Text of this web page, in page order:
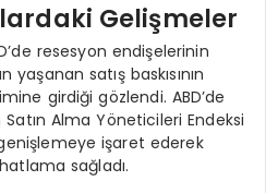
Gelişmeler
resesyon endişelerinin
yaşanan satış baskısının
girdiği gözlendi. ABD’de
Alma Yöneticileri Endeksi
işaret ederek
sağladı.